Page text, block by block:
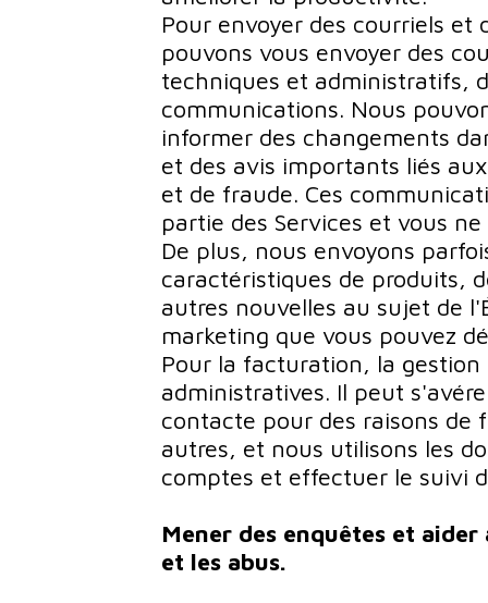
Pour envoyer des courriels
pouvons vous envoyer des
techniques et administratifs,
communications. Nous
informer des changements
et des avis importants liés
et de fraude. Ces
partie des Services et vous
De plus, nous envoyons
caractéristiques de produits,
autres nouvelles au sujet de
marketing que vous pouvez
Pour la facturation, la
administratives. Il peut
contacte pour des raisons
autres, et nous utilisons les
comptes et effectuer le suivi
Mener des enquêtes et
et les abus.